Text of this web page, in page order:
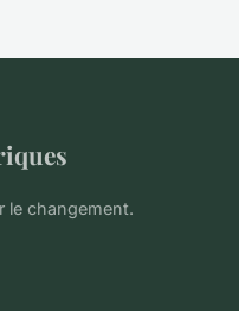
le changement.